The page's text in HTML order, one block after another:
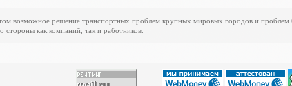
возможное решение транспортных проблем крупных мировых городов и проблем
стороны как компаний, так и работников.